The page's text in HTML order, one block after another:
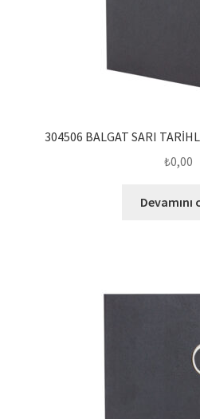
304506 BALGAT SARI
₺0,00
Devamını